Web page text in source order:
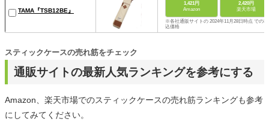
TAMA『TSB12BE』
1,421円
Amazon
2,420円
楽天市場
※各社通販サイトの 2024年11月28日時点 での税
込価格
通販サイトの最新人気ランキングを参考にする
スティックケースの売れ筋をチェック
Amazon、楽天市場でのスティックケースの売れ筋ランキングも参考
にしてみてください。